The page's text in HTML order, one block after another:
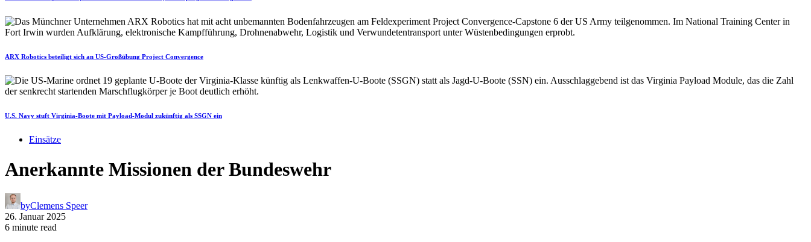
ARX Robotics beteiligt sich an US-Großübung Project Convergence
U.S. Navy stuft Virginia-Boote mit Payload-Modul zukünftig als SSGN ein
Einsätze
Anerkannte Missionen der Bundeswehr
byClemens Speer
26. Januar 2025
6 minute read